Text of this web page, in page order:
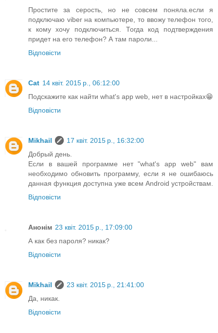
Простите за серость, но не совсем поняла.если я
подключаю viber на компьютере, то ввожу телефон того,
к кому хочу подключиться. Тогда код подтверждения
придет на его телефон? А там пароли...
Відповісти
Cat 14 квіт. 2015 р., 06:12:00
Подскажите как найти what's app web, нет в настройках😁
Відповісти
Mikhail
17 квіт. 2015 р., 16:32:00
Добрый день.
Если в вашей программе нет "what's app web" вам
необходимо обновить программу, если я не ошибаюсь
данная функция доступна уже всем Android устройствам.
Відповісти
Анонім 23 квіт. 2015 р., 17:09:00
А как без пароля? никак?
Відповісти
Mikhail
23 квіт. 2015 р., 21:41:00
Да, никак.
Відповісти